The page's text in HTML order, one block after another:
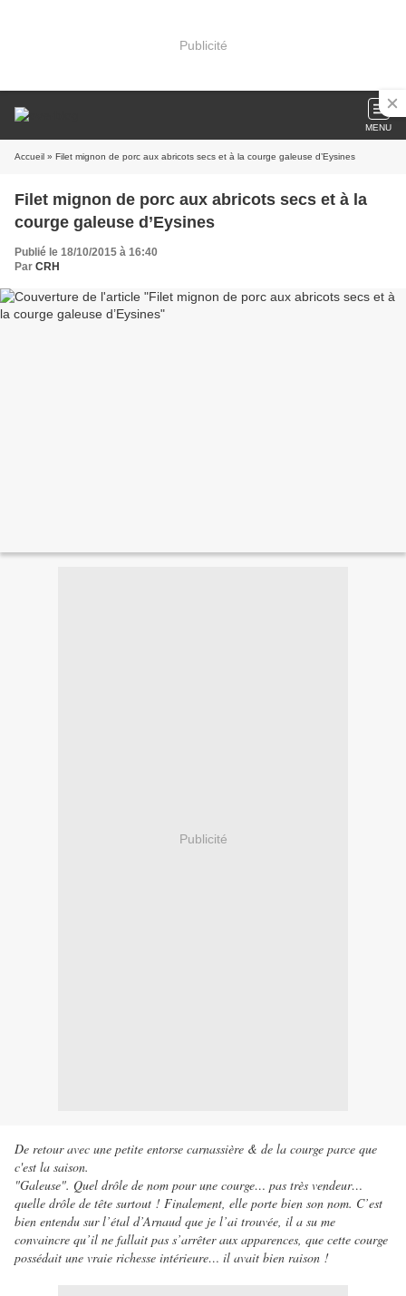
Publicité
MENU
Accueil » Filet mignon de porc aux abricots secs et à la courge galeuse d’Eysines
Filet mignon de porc aux abricots secs et à la
courge galeuse d’Eysines
Publié le 18/10/2015 à 16:40
Par CRH
Publicité
De retour avec une petite entorse carnassière & de la courge parce que
c'est la saison.
"Galeuse". Quel drôle de nom pour une courge… pas très vendeur…
quelle drôle de tête surtout ! Finalement, elle porte bien son nom. C’est
bien entendu sur l’étal d’Arnaud que je l’ai trouvée, il a su me
convaincre qu’il ne fallait pas s’arrêter aux apparences, que cette courge
possédait une vraie richesse intérieure… il avait bien raison !